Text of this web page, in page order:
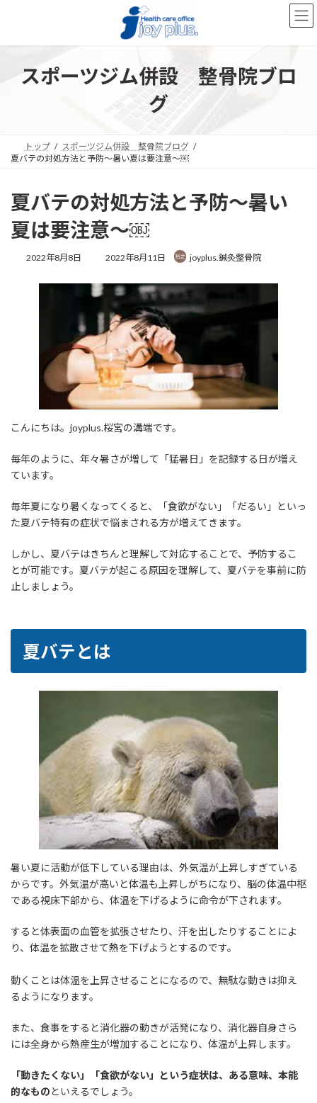
ン
ー
スポーツジム併設 整骨院ブロ
グ
トップ
スポーツジム併設 整骨院ブログ
夏バテの対処方法と予防～暑い夏は要注意～￼
夏バテの対処方法と予防～暑い
夏は要注意～￼
2022年8月8日
最
日
時
:
2022年8月11日 joyplus.鍼灸整骨院
こんにちは。joyplus.桜宮の溝端です。
毎年のように、年々暑さが増して「猛暑日」を記録する日が増え
ています。
毎年夏になり暑くなってくると、「食欲がない」「だるい」といっ
た夏バテ特有の症状で悩まされる方が増えてきます。
しかし、夏バテはきちんと理解して対応することで、予防するこ
とが可能です。夏バテが起こる原因を理解して、夏バテを事前に防
止しましょう。
夏バテとは
暑い夏に活動が低下している理由は、外気温が上昇しすぎている
からです。外気温が高いと体温も上昇しがちになり、脳の体温中枢
である視床下部から、体温を下げるように命令が下されます。
すると体表面の血管を拡張させたり、汗を出したりすることによ
り、体温を拡散させて熱を下げようとするのです。
動くことは体温を上昇させることになるので、無駄な動きは抑え
るようになります。
また、食事をすると消化器の動きが活発になり、消化器自身さら
には全身から熱産生が増加することになり、体温が上昇します。
「動きたくない」「食欲がない」という症状は、ある意味、本能
的なものといえるでしょう。